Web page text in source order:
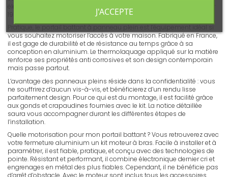
Pratique, le portail battant à panneau plein est l’équipement idéal si
vous souhaitez motoriser l’accès à votre maison. Fabriqué en France,
il est gage de durabilité et de résistance au temps grâce à sa
conception en aluminium. Le thermolaquage appliqué sur la matière
renforce ses propriétés anti corrosives et son design contemporain
mais passe partout.
L’avantage des panneaux pleins réside dans la confidentialité : vous
ne souffrirez d’aucun vis-à-vis, et bénéficierez d’un rendu lisse
parfaitement design. Pour ce qui est du montage, il est facilité grâce
aux gonds et crapaudines fournies avec le kit. La notice détaillée
saura vous accompagner durant les différentes étapes de
l’installation.
Quelle motorisation pour mon portail battant ? Vous retrouverez avec
votre fermeture aluminium un kit moteur à bras. Facile à installer et à
paramétrer, il est fiable, pratique, et conçu avec des technologies de
pointe. Résistant et performant, il combine électronique dernier cri et
engrenages en métal des plus fiables. Cependant, il ne bénéficie pas
J'ACCEPTE